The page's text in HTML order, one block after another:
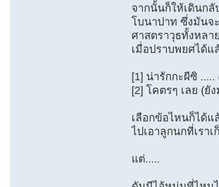
จากนั้นก็ให้เดินกลั
โบนาปาท ซึ่งมันจ
ศาสตราวุธทั้งหลา
เมื่อปราบพยศได้แ
[1] น่ารักกะผีซิ
[2] โคตรๆ เลย (ยั
เลือกข้อไหนก็ได้
ไปเอาลูกนกที่เรา
แต่.....